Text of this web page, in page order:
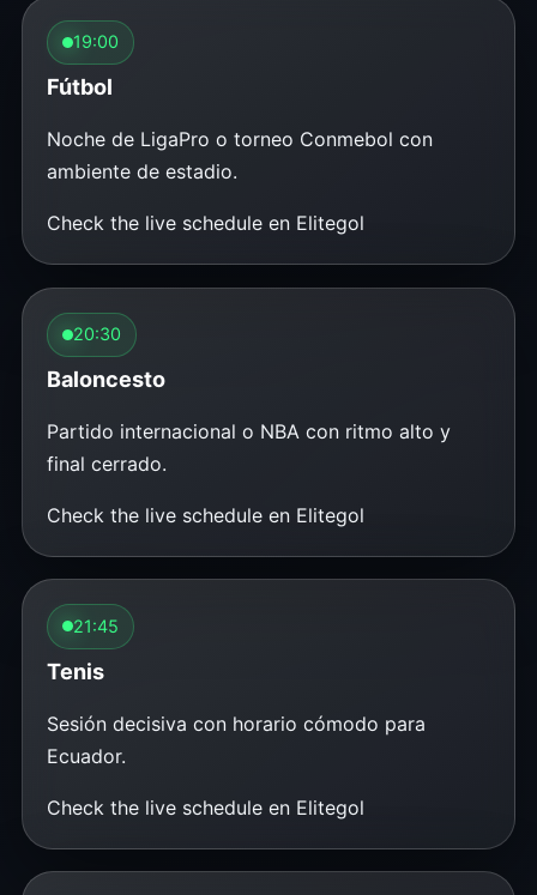
19:00
Fútbol
Noche de LigaPro o torneo Conmebol con
ambiente de estadio.
Check the live schedule en Elitegol
20:30
Baloncesto
Partido internacional o NBA con ritmo alto y
final cerrado.
Check the live schedule en Elitegol
21:45
Tenis
Sesión decisiva con horario cómodo para
Ecuador.
Check the live schedule en Elitegol